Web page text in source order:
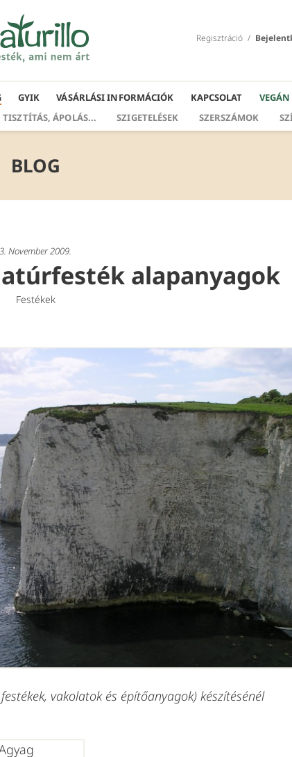
/
Regisztráció
GYIK VÁSÁRLÁSI INFORMÁCIÓK KAPCSOLAT VEGÁN
TISZTÍTÁS, ÁPOLÁS... SZIGETELÉSEK SZERSZÁMOK
BLOG
3. November 2009.
alapanyagok
Festékek
vakolatok és építőanyagok) készítésénél